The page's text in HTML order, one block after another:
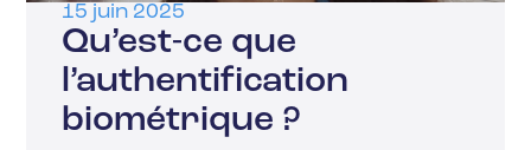
15 juin 2025
Qu’est-ce que
l’authentification
biométrique ?